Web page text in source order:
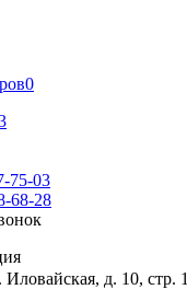
0
75-03
68-28
д. 10, стр.